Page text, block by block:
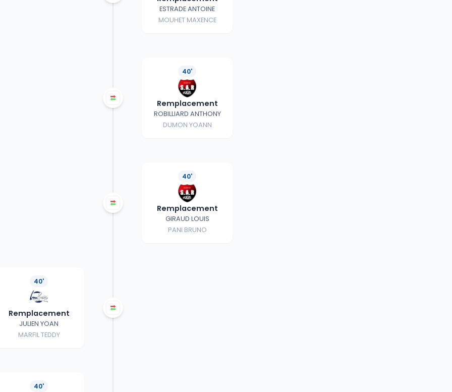
ESTRADE ANTOINE
MOUHET MAXENCE
40'
Remplacement
ROBILLIARD ANTHONY
DUMON YOANN
40'
Remplacement
GIRAUD LOUIS
PANI BRUNO
40'
Remplacement
JULIEN YOAN
MARFIL TEDDY
40'